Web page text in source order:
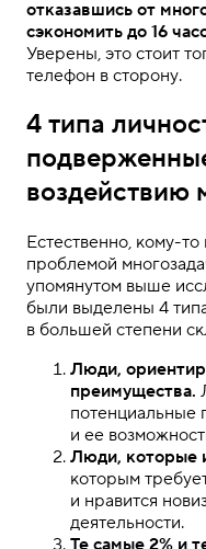
отказавшись от
сэкономить до 16
Уверены, это стоит
телефон в сторону.
4 типа
воздействию
Естественно, кому-то
проблемой
упомянутом выше
были выделены 4
в большей степени
Люди,
преимущества.
потенциальные
и ее
Люди, которые
которым
и нравится
деятельности.